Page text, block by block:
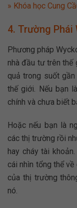
» Khóa học Cung
4. Trường
Phương pháp
nhà đầu tư trên thế
quả trong suốt
thế giới. Nếu bạn
chính và chưa biết
Hoặc nếu bạn là
các thị trường rồi
hay cháy tài
cái nhìn tổng thể
của thị trường
nó.